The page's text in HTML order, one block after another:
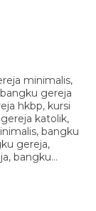
minimalis,
gereja
hkbp, kursi
katolik,
bangku
gereja,
bangku…